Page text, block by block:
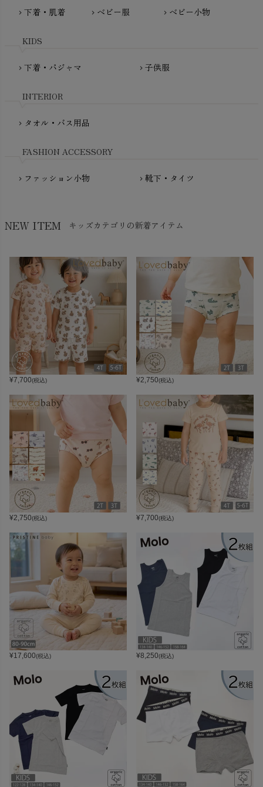
PeopleTree（ピープルツリー）
PRISTINE（プリスティン）
fromF（フロムエフ）
mini rodini（ミニロディーニ）
My Little Cozmo（マイリトルコズモ）
NewNative（ニューネイティブ）
chevron_right 下着・肌着 chevron_right ベビー服 chevron_right ベビー小物
KIDS
chevron_right 下着・パジャマ chevron_right 子供服
INTERIOR
chevron_right タオル・バス用品
FASHION ACCESSORY
chevron_right ファッション小物 chevron_right 靴下・タイツ
NEW ITEM キッズカテゴリの新着アイテム
¥7,700(税込) ¥2,750(税込)
¥2,750(税込) ¥7,700(税込)
¥17,600(税込) ¥8,250(税込)